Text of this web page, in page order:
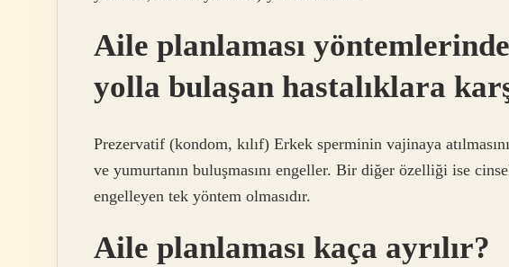
Aile planlaması
yolla bulaşan hastalıklara
Prezervatif (kondom, kılıf) Erkek sperminin vajinaya
ve yumurtanın buluşmasını engeller. Bir diğer özelliği ise
engelleyen tek yöntem olmasıdır.
Aile planlaması kaça ayrılır?